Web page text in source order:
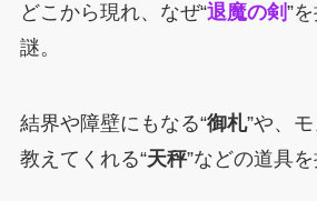
どこから現れ、なぜ“退魔の剣”
謎。
結界や障壁にもなる“御札”や、
教えてくれる“天秤”などの道具を